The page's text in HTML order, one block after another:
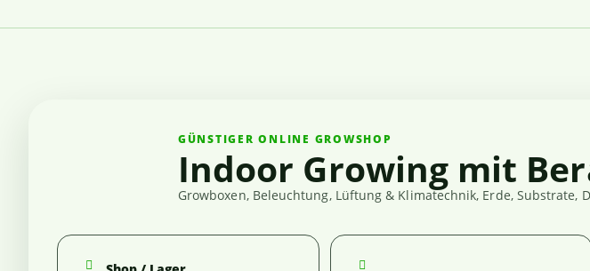
GÜNSTIGER ONLINE GROWSHOP
Indoor Growing mit
Growboxen, Beleuchtung, Lüftung & Klimatechnik, Erde,